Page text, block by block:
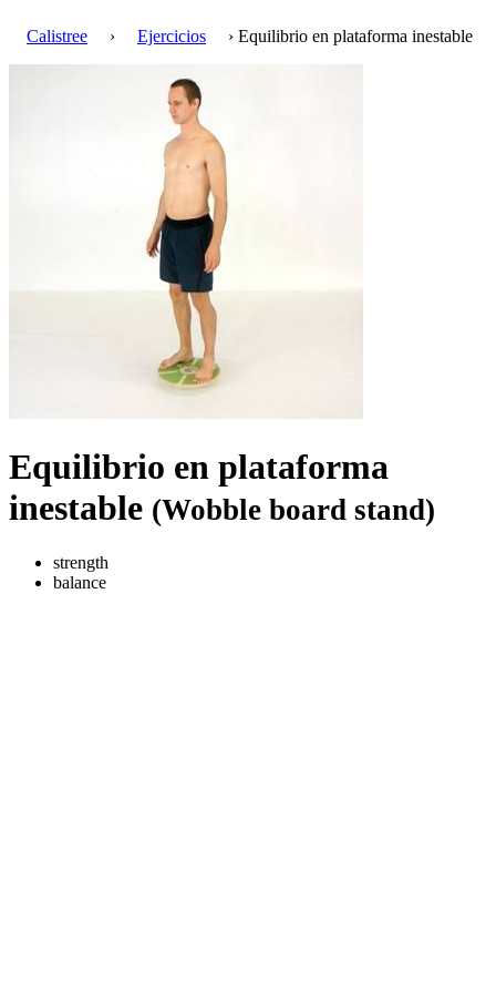
Calistree › Ejercicios › Equilibrio en plataforma inestable
Equilibrio en plataforma
inestable (Wobble board stand)
strength
balance